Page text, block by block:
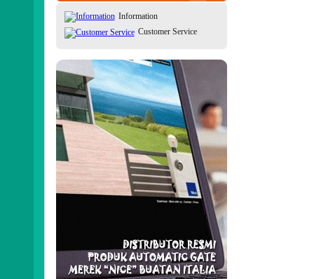
Information
Customer Service